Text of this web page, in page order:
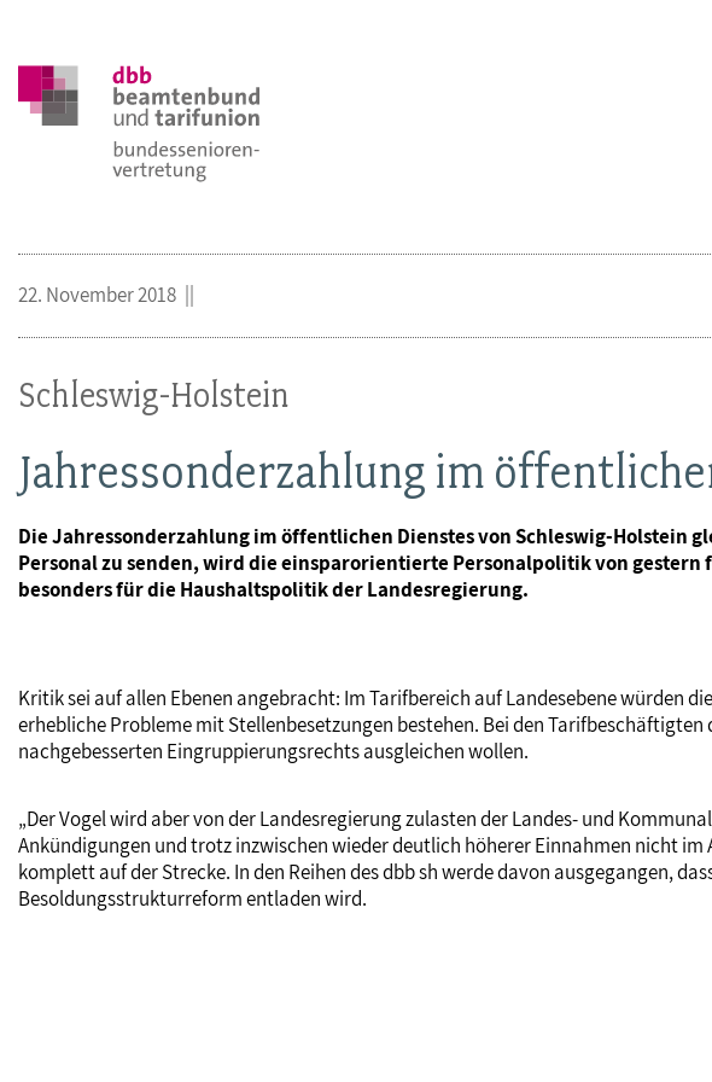
Schleswig-Holstein
Jahressonderzahlung im
Die Jahressonderzahlung im öffentlichen Dienstes von Schleswig-Holstein
Personal zu senden, wird die einsparorientierte Personalpolitik von
besonders für die Haushaltspolitik der Landesregierung.
22. November 2018
Kritik sei auf allen Ebenen angebracht: Im Tarifbereich auf Landesebene würden
erhebliche Probleme mit Stellenbesetzungen bestehen. Bei den
nachgebesserten Eingruppierungsrechts ausgleichen wollen.
„Der Vogel wird aber von der Landesregierung zulasten der Landes- und
Ankündigungen und trotz inzwischen wieder deutlich höherer Einnahmen nicht
komplett auf der Strecke. In den Reihen des dbb sh werde davon ausgegangen,
Besoldungsstrukturreform entladen wird.